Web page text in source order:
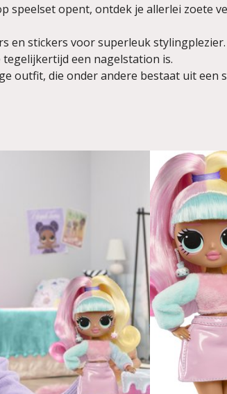
speelset opent, ontdek je allerlei zoete
en stickers voor superleuk stylingplezier.
een nagelstation is.
outfit, die onder andere bestaat uit een